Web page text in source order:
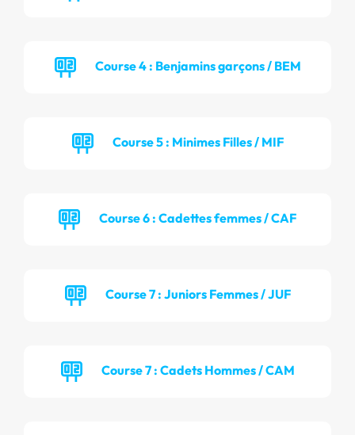
Course 4 : Benjamins garçons / BEM
Course 5 : Minimes Filles / MIF
Course 6 : Cadettes femmes / CAF
Course 7 : Juniors Femmes / JUF
Course 7 : Cadets Hommes / CAM